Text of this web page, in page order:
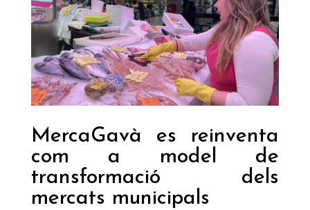
MercaGavà es reinventa
com a model de
transformació dels
mercats municipals